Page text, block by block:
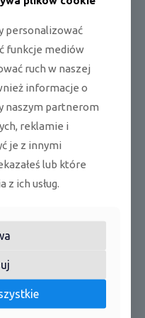
46 48
49 53 54
71
82
0×
31
0×
31
0x
0x
8×
0×
personalizować
funkcje mediów
ruch w naszej
informacje o
naszym partnerom
reklamie i
je z innymi
lub które
ich usług.